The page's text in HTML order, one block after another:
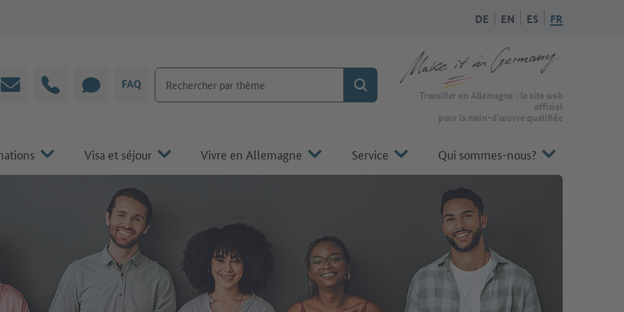
DE EN ES FR
Courrier électronique
HotlineCHAT FAQ
Rechercher par thème
RechercherVers la page d'accueil de Make it in Germany
Travailler en Allemagne : le site web
officiel
pour la main-d’œuvre qualifiée
Visa et séjour Vivre en Allemagne Service Qui sommes-nous?